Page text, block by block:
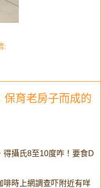
:
保育老房子而成的
得攝氏8至10度咋！要食D
啡時上網調查吓附近有咩